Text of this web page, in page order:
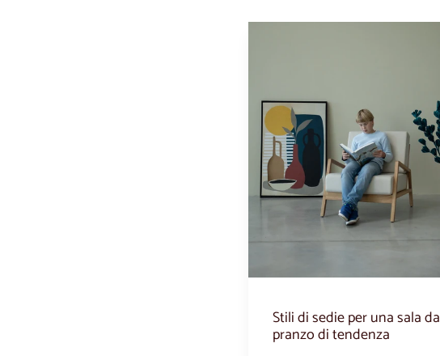
Stili di sedie per una sala da
pranzo di tendenza